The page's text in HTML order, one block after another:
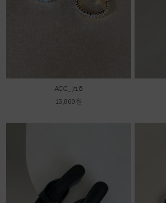
ACC_716
13,000원